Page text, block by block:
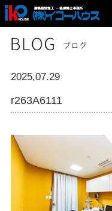
2025,07.29
r263A6111